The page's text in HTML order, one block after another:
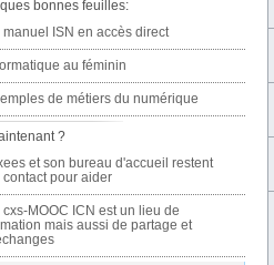
bonnes feuilles:
manuel ISN en accès direct
au féminin
de métiers du numérique
?
et son bureau d'accueil restent
contact pour aider
cxs-MOOC ICN est un lieu de
mais aussi de partage et